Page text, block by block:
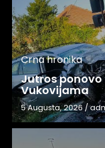
Crna hronika
Jutros ponovo
Vukovijama
5 Augusta, 2026/